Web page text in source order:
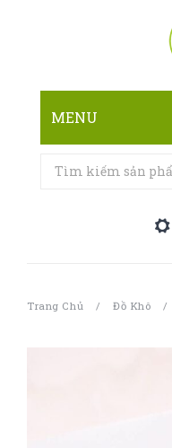
MENU
TRANG CHỦ
Trang Chủ / Đồ Khô /